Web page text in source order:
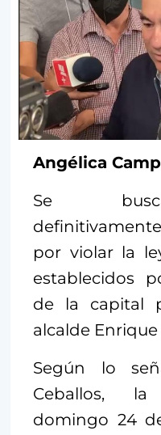
Angélica
Se
por violar la
establecidos
de la capital
alcalde
Según lo
Ceballos,
domingo 24